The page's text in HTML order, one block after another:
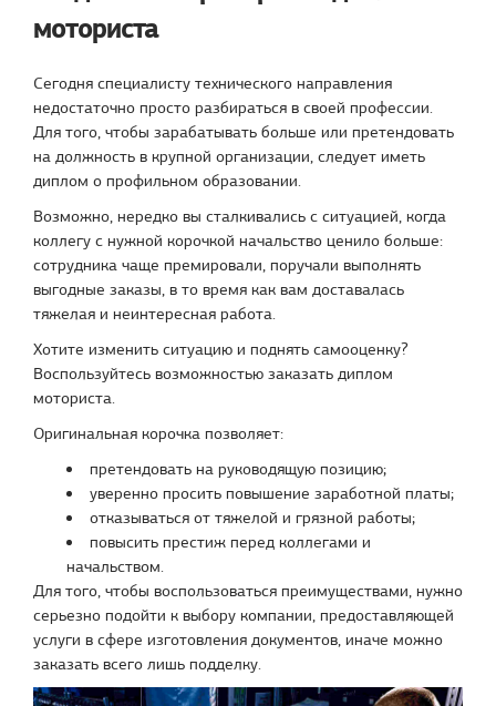
моториста
Сегодня специалисту технического направления
недостаточно просто разбираться в своей профессии.
Для того, чтобы зарабатывать больше или претендовать
на должность в крупной организации, следует иметь
диплом о профильном образовании.
Возможно, нередко вы сталкивались с ситуацией, когда
коллегу с нужной корочкой начальство ценило больше:
сотрудника чаще премировали, поручали выполнять
выгодные заказы, в то время как вам доставалась
тяжелая и неинтересная работа.
Хотите изменить ситуацию и поднять самооценку?
Воспользуйтесь возможностью заказать диплом
моториста.
Оригинальная корочка позволяет:
претендовать на руководящую позицию;
уверенно просить повышение заработной платы;
отказываться от тяжелой и грязной работы;
повысить престиж перед коллегами и
начальством.
Для того, чтобы воспользоваться преимуществами, нужно
серьезно подойти к выбору компании, предоставляющей
услуги в сфере изготовления документов, иначе можно
заказать всего лишь подделку.